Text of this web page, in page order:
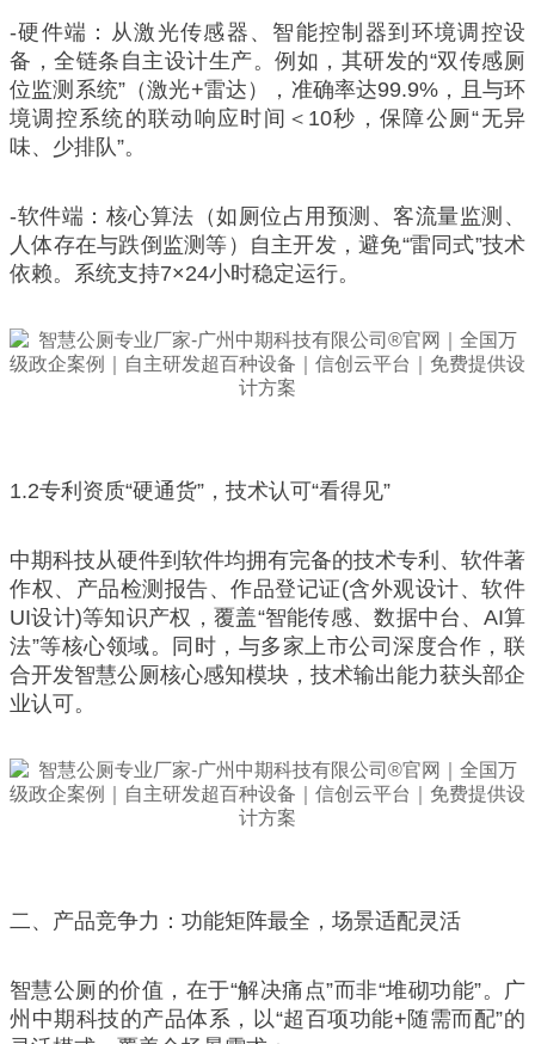
-硬件端：从激光传感器、智能控制器到环境调控设
备，全链条自主设计生产。例如，其研发的“双传感厕
位监测系统”（激光+雷达），准确率达99.9%，且与环
境调控系统的联动响应时间＜10秒，保障公厕“无异
味、少排队”。
-软件端：核心算法（如厕位占用预测、客流量监测、
人体存在与跌倒监测等）自主开发，避免“雷同式”技术
依赖。系统支持7×24小时稳定运行。
1.2专利资质“硬通货”，技术认可“看得见”
中期科技从硬件到软件均拥有完备的技术专利、软件著
作权、产品检测报告、作品登记证(含外观设计、软件
UI设计)等知识产权，覆盖“智能传感、数据中台、AI算
法”等核心领域。同时，与多家上市公司深度合作，联
合开发智慧公厕核心感知模块，技术输出能力获头部企
业认可。
二、产品竞争力：功能矩阵最全，场景适配灵活
智慧公厕的价值，在于“解决痛点”而非“堆砌功能”。广
州中期科技的产品体系，以“超百项功能+随需而配”的